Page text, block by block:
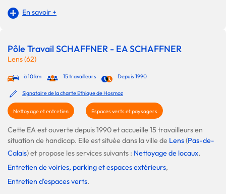
En savoir +
Pôle Travail SCHAFFNER - EA SCHAFFNER
Lens (62)
à 10 km 15 travailleurs Depuis 1990
Signataire de la charte Ethique de Hosmoz
Nettoyage et entretien Espaces verts et paysagers
Cette EA est ouverte depuis 1990 et accueille 15 travailleurs en
situation de handicap. Elle est située dans la ville de Lens(Pas-de-
Calais) et propose les services suivants : Nettoyage de locaux,
Entretien de voiries, parking et espaces extérieurs,
Entretien d'espaces verts.